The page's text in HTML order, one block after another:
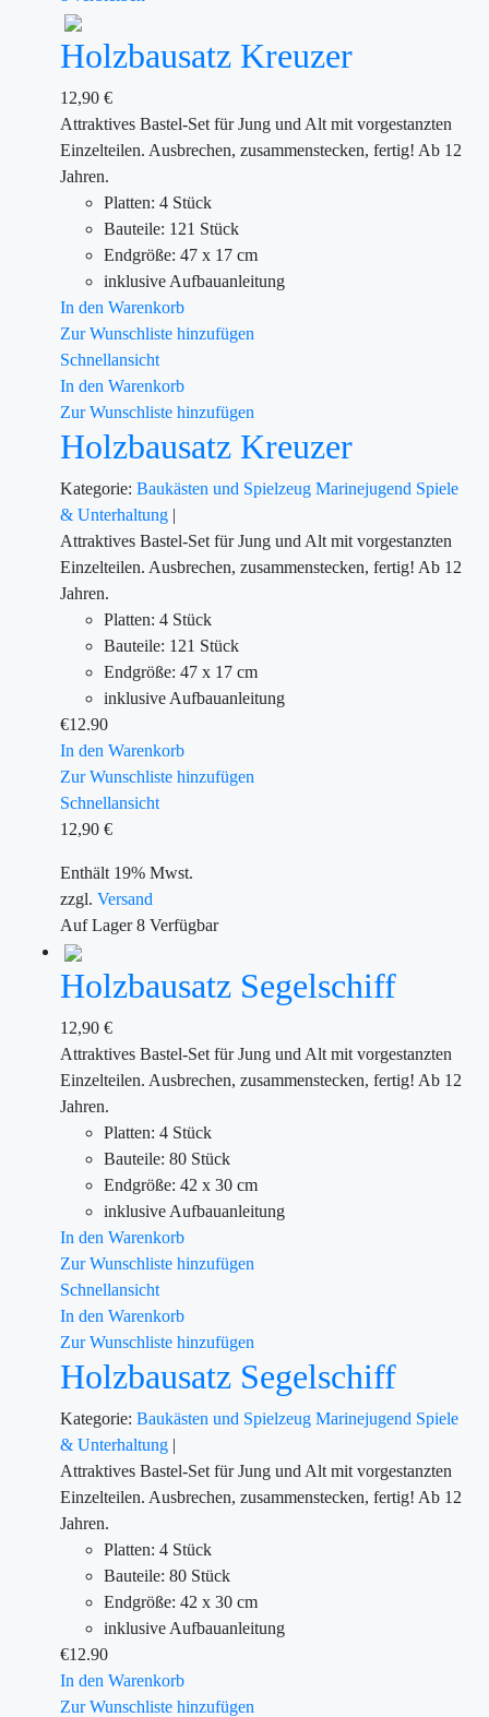
Holzbausatz Kreuzer
12,90 €
Attraktives Bastel-Set für Jung und Alt mit vorgestanzten
Einzelteilen. Ausbrechen, zusammenstecken, fertig! Ab 12
Jahren.
Platten: 4 Stück
Bauteile: 121 Stück
Endgröße: 47 x 17 cm
inklusive Aufbauanleitung
In den Warenkorb
Zur Wunschliste hinzufügen
Schnellansicht
In den Warenkorb
Zur Wunschliste hinzufügen
Holzbausatz Kreuzer
Kategorie: Baukästen und Spielzeug Marinejugend Spiele
& Unterhaltung |
Attraktives Bastel-Set für Jung und Alt mit vorgestanzten
Einzelteilen. Ausbrechen, zusammenstecken, fertig! Ab 12
Jahren.
Platten: 4 Stück
Bauteile: 121 Stück
Endgröße: 47 x 17 cm
inklusive Aufbauanleitung
€12.90
In den Warenkorb
Zur Wunschliste hinzufügen
Schnellansicht
12,90 €
Enthält 19% Mwst.
zzgl. Versand
Auf Lager8 Verfügbar
Holzbausatz Segelschiff
12,90 €
Attraktives Bastel-Set für Jung und Alt mit vorgestanzten
Einzelteilen. Ausbrechen, zusammenstecken, fertig! Ab 12
Jahren.
Platten: 4 Stück
Bauteile: 80 Stück
Endgröße: 42 x 30 cm
inklusive Aufbauanleitung
In den Warenkorb
Zur Wunschliste hinzufügen
Schnellansicht
In den Warenkorb
Zur Wunschliste hinzufügen
Holzbausatz Segelschiff
Kategorie: Baukästen und Spielzeug Marinejugend Spiele
& Unterhaltung |
Attraktives Bastel-Set für Jung und Alt mit vorgestanzten
Einzelteilen. Ausbrechen, zusammenstecken, fertig! Ab 12
Jahren.
Platten: 4 Stück
Bauteile: 80 Stück
Endgröße: 42 x 30 cm
inklusive Aufbauanleitung
€12.90
In den Warenkorb
Zur Wunschliste hinzufügen